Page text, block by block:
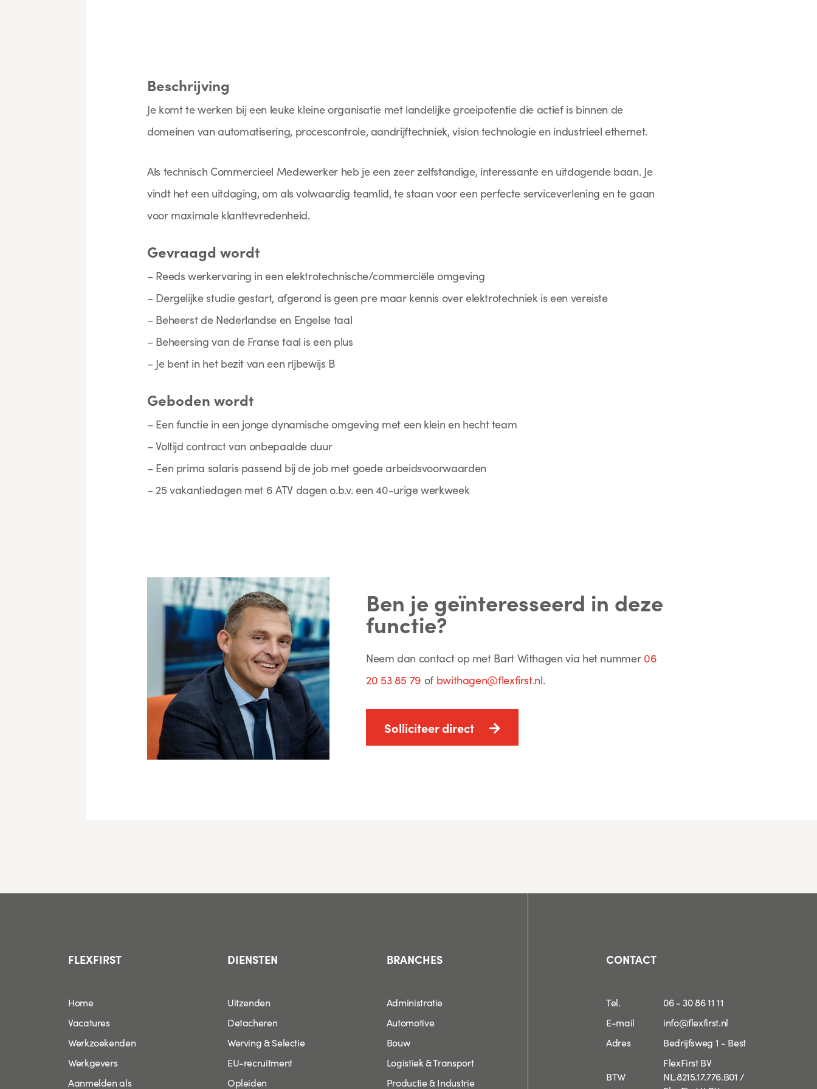
Beschrijving
Je komt te werken bij een leuke kleine organisatie met landelijke groeipotentie die actief is binnen de
domeinen van automatisering, procescontrole, aandrijftechniek, vision technologie en industrieel ethernet.
Als technisch Commercieel Medewerker heb je een zeer zelfstandige, interessante en uitdagende baan. Je
vindt het een uitdaging, om als volwaardig teamlid, te staan voor een perfecte serviceverlening en te gaan
voor maximale klanttevredenheid.
Gevraagd wordt
– Reeds werkervaring in een elektrotechnische/commerciële omgeving
– Dergelijke studie gestart, afgerond is geen pre maar kennis over elektrotechniek is een vereiste
– Beheerst de Nederlandse en Engelse taal
– Beheersing van de Franse taal is een plus
– Je bent in het bezit van een rijbewijs B
Geboden wordt
– Een functie in een jonge dynamische omgeving met een klein en hecht team
– Voltijd contract van onbepaalde duur
– Een prima salaris passend bij de job met goede arbeidsvoorwaarden
– 25 vakantiedagen met 6 ATV dagen o.b.v. een 40-urige werkweek
Ben je geïnteresseerd in deze
functie?
Neem dan contact op met Bart Withagen via het nummer 06
20 53 85 79 of bwithagen@flexfirst.nl.
Solliciteer direct
FLEXFIRST
Home
Vacatures
Werkzoekenden
Werkgevers
Aanmelden als
DIENSTEN
Uitzenden
Detacheren
Werving & Selectie
EU-recruitment
Opleiden
BRANCHES
Administratie
Automotive
Bouw
Logistiek & Transport
Productie & Industrie
CONTACT
Tel.
06 - 30 86 11 11
E-mail
info@flexfirst.nl
Adres
Bedrijfsweg 1 - Best
BTW
FlexFirst BV
NL.8215.17.776.B01 /